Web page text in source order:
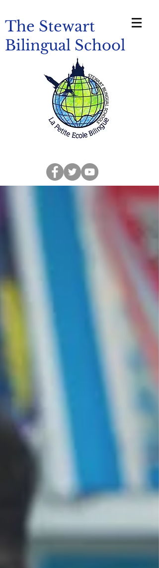
The Stewart
Bilingual School